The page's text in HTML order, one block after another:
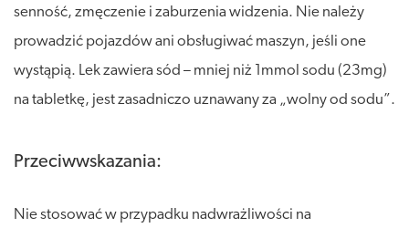
senność, zmęczenie i zaburzenia widzenia. Nie należy
prowadzić pojazdów ani obsługiwać maszyn, jeśli one
wystąpią. Lek zawiera sód – mniej niż 1mmol sodu (23mg)
na tabletkę, jest zasadniczo uznawany za „wolny od sodu”.
Przeciwwskazania:
Nie stosować w przypadku nadwrażliwości na